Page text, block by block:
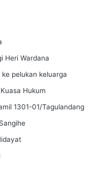
Heri Wardana
ke pelukan keluarga
Hukum
1301-01/Tagulandang